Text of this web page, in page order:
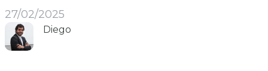
27/02/2025
Diego